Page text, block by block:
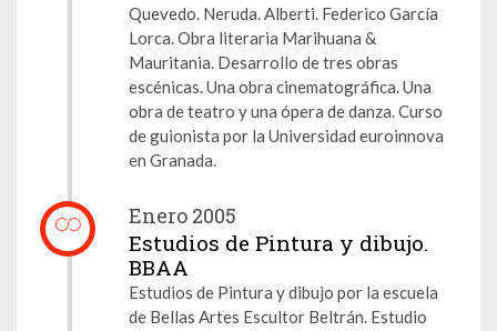
Quevedo. Neruda. Alberti. Federico García
Lorca. Obra literaria Marihuana &
Mauritania. Desarrollo de tres obras
escénicas. Una obra cinematográfica. Una
obra de teatro y una ópera de danza. Curso
de guionista por la Universidad euroinnova
en Granada.
Enero 2005
Estudios de Pintura y dibujo.
BBAA
Estudios de Pintura y dibujo por la escuela
de Bellas Artes Escultor Beltrán. Estudio